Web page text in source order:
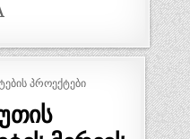
size.
ᲞᲠᲝᲔᲥᲢᲔᲑᲘ